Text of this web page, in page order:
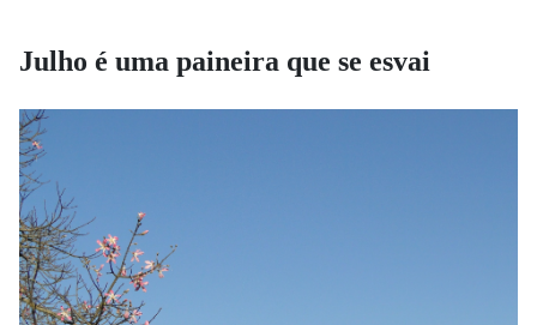
Julho é uma paineira que se esvai